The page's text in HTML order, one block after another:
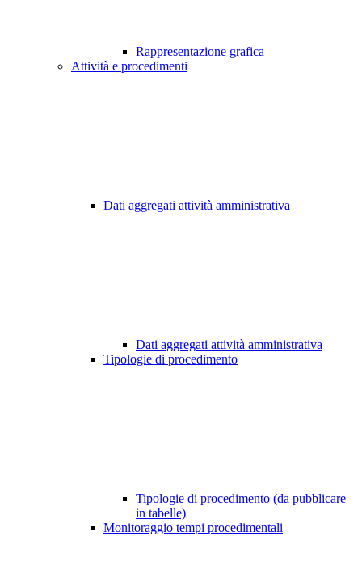
Rappresentazione grafica
Attività e procedimenti
Dati aggregati attività amministrativa
Dati aggregati attività amministrativa
Tipologie di procedimento
Tipologie di procedimento (da pubblicare
in tabelle)
Monitoraggio tempi procedimentali